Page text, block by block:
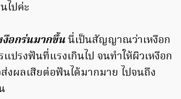
ไปค่ะ
งือกร่นมากขึ้นนี่เป็นสัญญาณว่าเหงือก
ปรงฟันที่แรงเกินไป จนทำให้ผิวเหงือก
งผลเสียต่อฟันได้มากมาย ไปจนถึง